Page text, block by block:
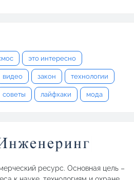
это интересно
видео закон технологии
советы лайфхаки мода
ресурс. Основная цель –